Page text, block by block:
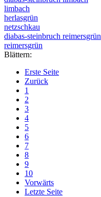
limbach
herlasgrün
netzschkau
diabas-steinbruch reimersgrün
reimersgrün
Blättern:
Erste Seite
Zurück
1
2
3
4
5
6
7
8
9
10
Vorwärts
Letzte Seite